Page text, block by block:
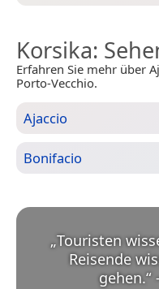
Korsika:
Erfahren Sie mehr über
Porto-Vecchio.
Ajaccio
Bonifacio
„Touristen
Reisende
gehen.“